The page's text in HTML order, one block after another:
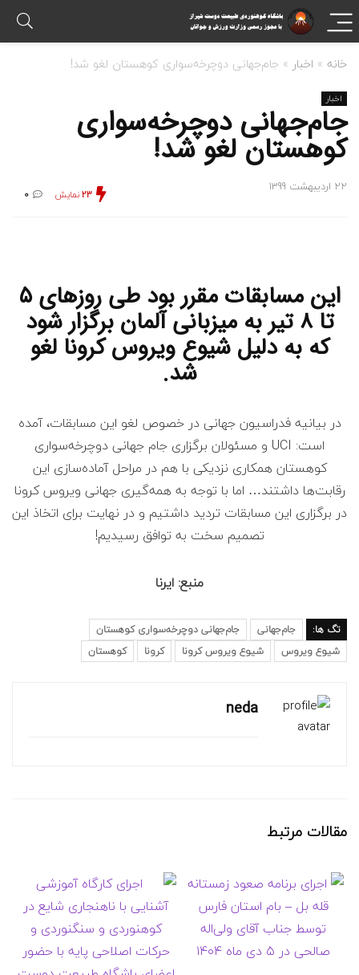
خانه » اخبار » جام‌جهانی دوچرخه‌سواری کوهستان لغو شد!
اخبار
جام‌جهانی دوچرخه‌سواری
کوهستان لغو شد!
22 اردیبهشت 1399 23نمایش 0
این مسابقات مقرر بود طی روزهای ۵
تا ۸ تیر به میزبانی آلمان برگزار شود
که به دلیل شیوع ویروس کرونا لغو
شد.
در بیانیه فدراسیون جهانی در خصوص لغو این مسابقات، آمده
است: UCI و مسئولان برگزاری جام جهانی دوچرخه‌سواری
کوهستان همکاری نزدیکی با هم در مراحل آماده‌سازی این
رقابت‌ها داشتند… اما با توجه به همه‌گیری جهانی ویروس کرونا
در برگزاری این مسابقات تردید داشتیم و در نهایت برای اتخاذ این
تصمیم سخت به توافق رسیدیم!
منبع: ایرنا
تگ ها: جام‌جهانی
جام‌جهانی دوچرخه‌سواری کوهستان
شیوع ویروس
شیوع ویروس کرونا کرونا کوهستان
neda
مقالات مرتبط